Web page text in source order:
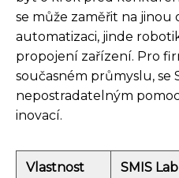
se může zaměřit na jinou
automatizaci, jinde
propojení zařízení. Pro
současném průmyslu, se
nepostradatelným
inovací.
Vlastnost SMIS Lab